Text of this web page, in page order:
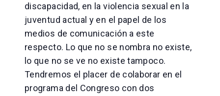
discapacidad, en la violencia sexual en la
juventud actual y en el papel de los
medios de comunicación a este
respecto. Lo que no se nombra no existe,
lo que no se ve no existe tampoco.
Tendremos el placer de colaborar en el
programa del Congreso con dos